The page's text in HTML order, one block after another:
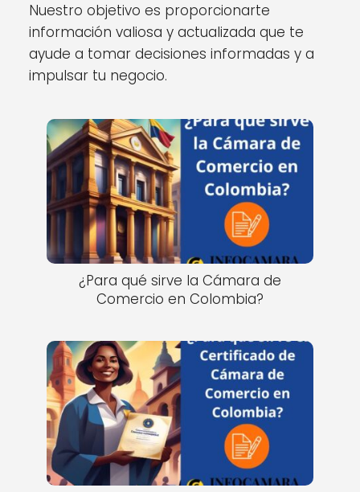
Nuestro objetivo es proporcionarte
información valiosa y actualizada que te
ayude a tomar decisiones informadas y a
impulsar tu negocio.
¿Para qué sirve la Cámara de
Comercio en Colombia?